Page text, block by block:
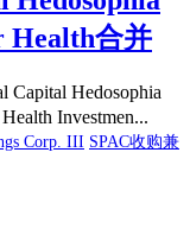
Health合并
Hedosophia
Investmen...
Corp. III SPAC收购兼